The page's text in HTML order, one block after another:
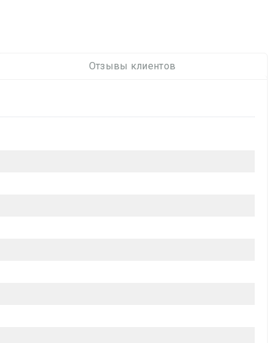
Отзывы клиентов